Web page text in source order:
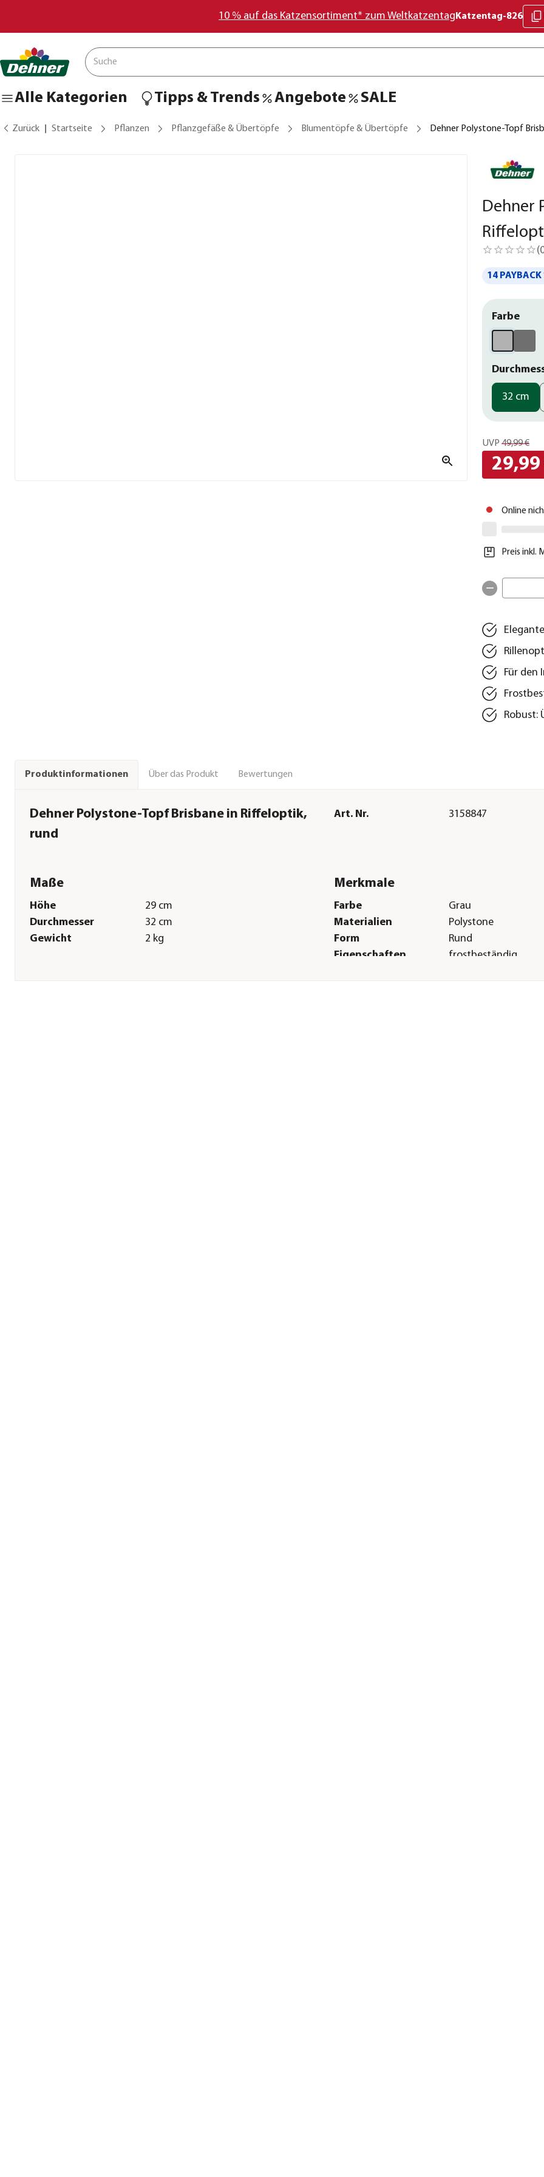
10 % auf das Katzensortiment* zum Weltkatzentag Katzentag-826
Alle Kategorien Tipps & Trends Angebote SALE
Zurück Startseite Pflanzen Pflanzgefäße & Übertöpfe Blumentöpfe & Übertöpfe Dehner Polystone-Topf
Dehner
(
14
Farbe
32 cm
UVP 49,99 €
29,99
Online
Preis inkl.
Für den
Robust:
Produktinformationen Über das Produkt Bewertungen
Dehner Polystone-Topf Brisbane in Riffeloptik,
rund
Art. Nr. 3158847
Maße
Höhe
29 cm
Durchmesser
32 cm
Gewicht
2 kg
Merkmale
Farbe
Grau
Materialien
Polystone
Form
Rund
Eigenschaften
frostbeständig